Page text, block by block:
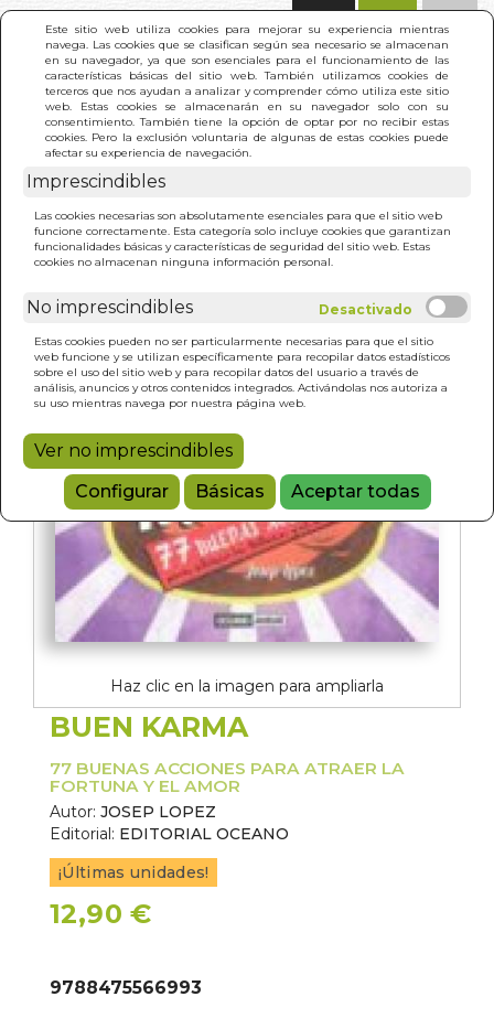
Este sitio web utiliza cookies para mejorar su experiencia mientras
navega. Las cookies que se clasifican según sea necesario se almacenan
en su navegador, ya que son esenciales para el funcionamiento de las
características básicas del sitio web. También utilizamos cookies de
terceros que nos ayudan a analizar y comprender cómo utiliza este sitio
web. Estas cookies se almacenarán en su navegador solo con su
consentimiento. También tiene la opción de optar por no recibir estas
cookies. Pero la exclusión voluntaria de algunas de estas cookies puede
afectar su experiencia de navegación.
Imprescindibles
Las cookies necesarias son absolutamente esenciales para que el sitio web
funcione correctamente. Esta categoría solo incluye cookies que garantizan
funcionalidades básicas y características de seguridad del sitio web. Estas
cookies no almacenan ninguna información personal.
No imprescindibles
Estas cookies pueden no ser particularmente necesarias para que el sitio
web funcione y se utilizan específicamente para recopilar datos estadísticos
sobre el uso del sitio web y para recopilar datos del usuario a través de
análisis, anuncios y otros contenidos integrados. Activándolas nos autoriza a
su uso mientras navega por nuestra página web.
Ver no imprescindibles
Configurar
Básicas Aceptar todas
INICIO > BUEN KARMA
Haz clic en la imagen para ampliarla
BUEN KARMA
77 BUENAS ACCIONES PARA ATRAER LA
FORTUNA Y EL AMOR
Autor: JOSEP LOPEZ
Editorial: EDITORIAL OCEANO
¡Últimas unidades!
12,90 €
9788475566993